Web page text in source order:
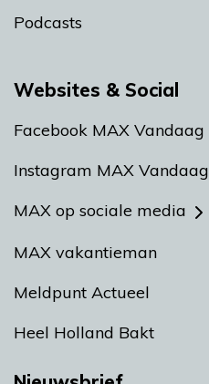
Podcasts
Websites & Social
Facebook MAX Vandaag
Instagram MAX Vandaag
MAX op sociale media
MAX vakantieman
Meldpunt Actueel
Heel Holland Bakt